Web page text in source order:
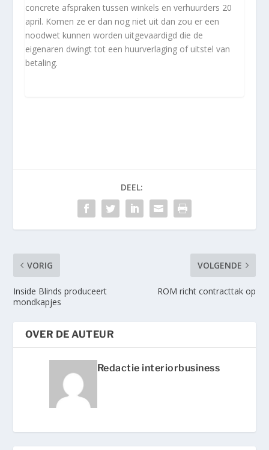
concrete afspraken tussen winkels en verhuurders 20
april. Komen ze er dan nog niet uit dan zou er een
noodwet kunnen worden uitgevaardigd die de
eigenaren dwingt tot een huurverlaging of uitstel van
betaling.
DEEL:
VORIG
Inside Blinds produceert
mondkapjes
VOLGENDE
ROM richt contracttak op
OVER DE AUTEUR
Redactie interiorbusiness